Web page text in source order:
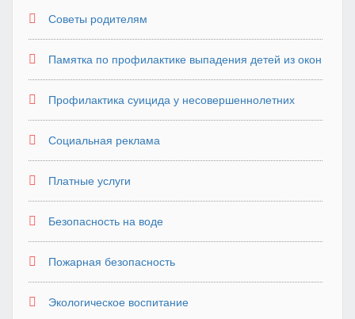
Советы родителям
Памятка по профилактике выпадения детей из окон
Профилактика суицида у несовершеннолетних
Социальная реклама
Платные услуги
Безопасность на воде
Пожарная безопасность
Экологическое воспитание